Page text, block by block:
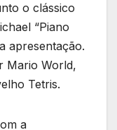
o clássico
“Piano
apresentação.
Mario World,
Tetris.
a